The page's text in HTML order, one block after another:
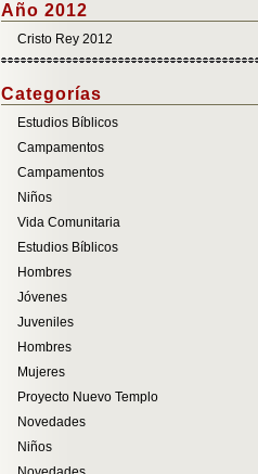
Año 2012
Cristo Rey 2012
Categorías
Estudios Bíblicos
Campamentos
Campamentos
Niños
Vida Comunitaria
Estudios Bíblicos
Hombres
Jóvenes
Juveniles
Hombres
Mujeres
Proyecto Nuevo Templo
Novedades
Niños